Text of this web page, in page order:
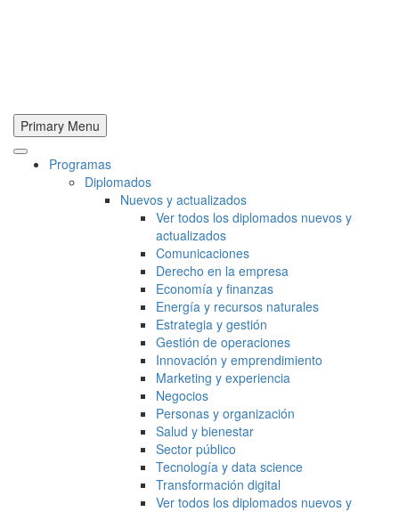
Primary Menu
Programas
Diplomados
Nuevos y actualizados
Ver todos los diplomados nuevos y
actualizados
Comunicaciones
Derecho en la empresa
Economía y finanzas
Energía y recursos naturales
Estrategia y gestión
Gestión de operaciones
Innovación y emprendimiento
Marketing y experiencia
Negocios
Personas y organización
Salud y bienestar
Sector público
Tecnología y data science
Transformación digital
Ver todos los diplomados nuevos y